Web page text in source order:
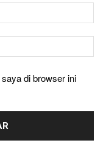
di browser ini